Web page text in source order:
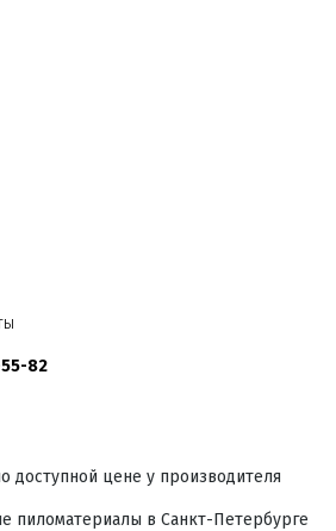
82
доступной цене у производителя
пиломатериалы в Санкт-Петербурге